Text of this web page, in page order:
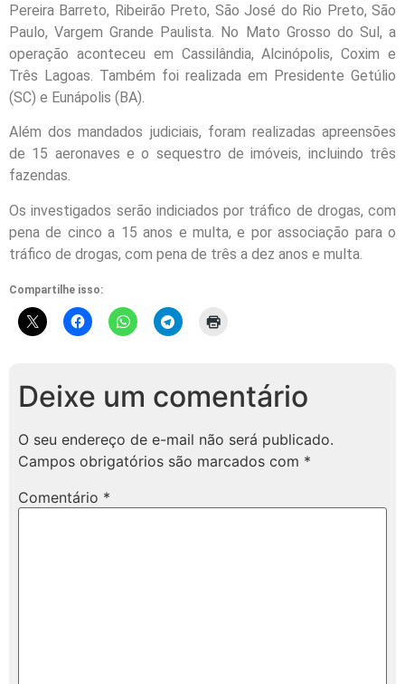
Pereira Barreto, Ribeirão Preto, São José do Rio Preto, São
Paulo, Vargem Grande Paulista. No Mato Grosso do Sul, a
operação aconteceu em Cassilândia, Alcinópolis, Coxim e
Três Lagoas. Também foi realizada em Presidente Getúlio
(SC) e Eunápolis (BA).
Além dos mandados judiciais, foram realizadas apreensões
de 15 aeronaves e o sequestro de imóveis, incluindo três
fazendas.
Os investigados serão indiciados por tráfico de drogas, com
pena de cinco a 15 anos e multa, e por associação para o
tráfico de drogas, com pena de três a dez anos e multa.
Compartilhe isso:
Deixe um comentário
O seu endereço de e-mail não será publicado.
Campos obrigatórios são marcados com *
Comentário *